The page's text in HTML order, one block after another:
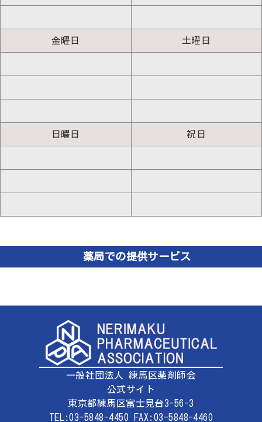
金曜日 土曜日
日曜日 祝日
薬局での提供サービス
一般社団法人 練馬区薬剤師会
公式サイト
東京都練馬区富士見台3-56-3
TEL:03-5848-4450 FAX:03-5848-4460